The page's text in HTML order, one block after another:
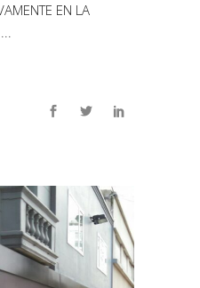
EN LA